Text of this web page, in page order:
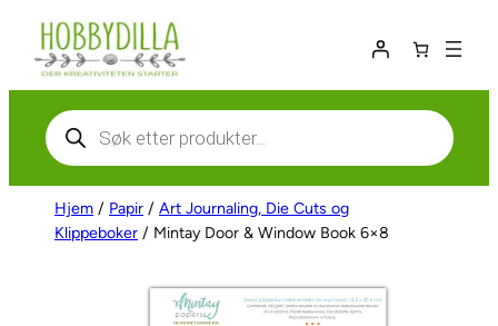
Hopp
innhold
Products
search
Hjem / Papir / Art Journaling, Die Cuts og
Klippeboker / Mintay Door & Window Book 6×8